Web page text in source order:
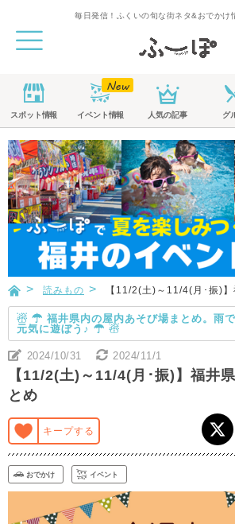
毎日発信！ふくいの旬な街ネタ&おでかけ
スポット情報 イベント情報 人気の記事 グ
読みもの 【11/2(土)～11/4(月･振)
☃ ☂ 福井県内の屋内あそび場まとめ。雨で
元気に遊ぼう♪ ☂ ☃
2024/10/31 2024/11/1
【11/2(土)～11/4(月･振)】福井
とめ
キープする
おでかけ イベント